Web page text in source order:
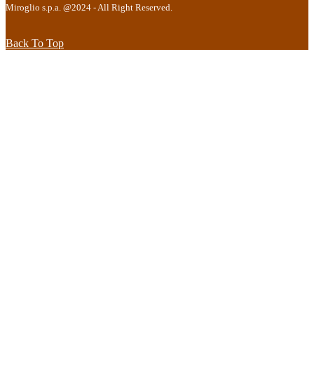
Miroglio s.p.a. @2024 - All Right Reserved.
Back To Top